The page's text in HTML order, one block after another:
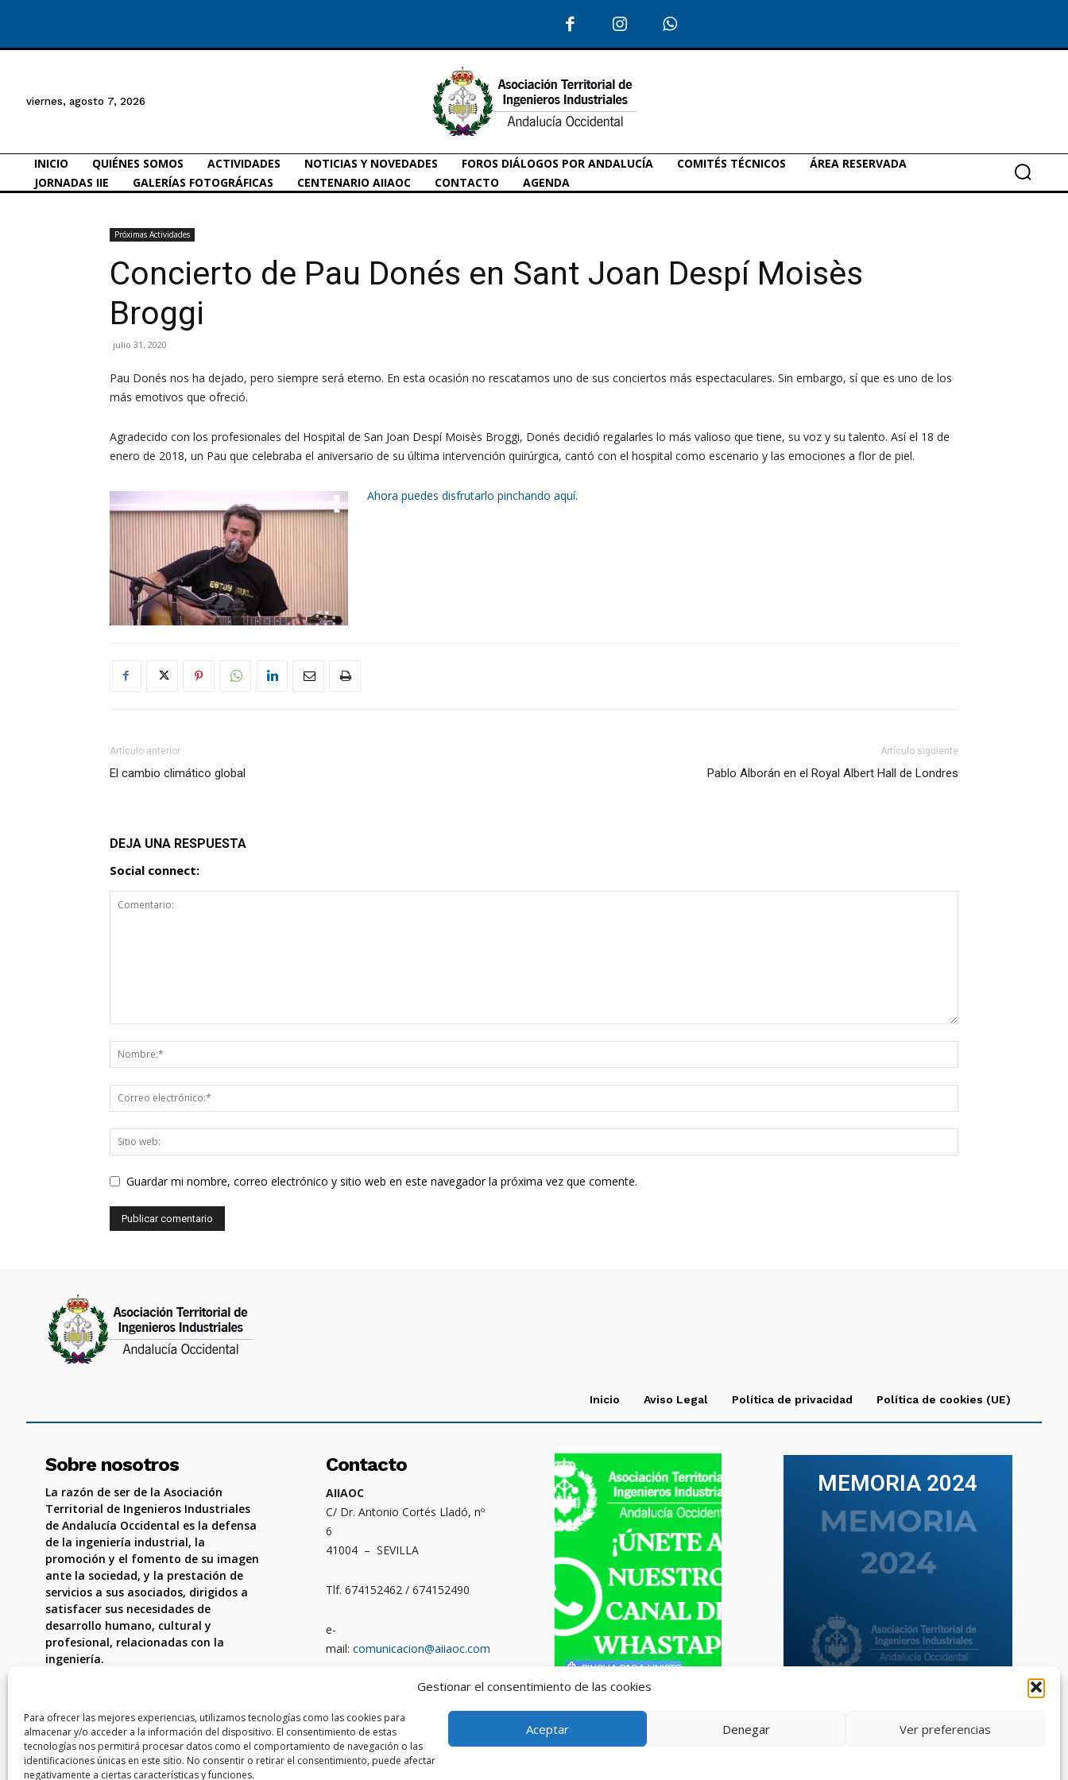
Gestionar el consentimiento de las cookies
Para ofrecer las mejores experiencias, utilizamos tecnologías como las cookies para
almacenar y/o acceder a la información del dispositivo. El consentimiento de estas
tecnologías nos permitirá procesar datos como el comportamiento de navegación o las
identificaciones únicas en este sitio. No consentir o retirar el consentimiento, puede afectar
negativamente a ciertas características y funciones.
Aceptar Denegar Ver preferencias
viernes, agosto 7, 2026
INICIO QUIÉNES SOMOS ACTIVIDADES NOTICIAS Y NOVEDADES FOROS DIÁLOGOS POR ANDALUCÍA COMITÉS TÉCNICOS
ÁREA RESERVADA
JORNADAS IIE
GALERÍAS FOTOGRÁFICAS CENTENARIO AIIAOC CONTACTO AGENDA
Próximas Actividades
Concierto de Pau Donés en Sant Joan Despí Moisès
Broggi
julio 31, 2020
Pau Donés nos ha dejado, pero siempre será eterno. En esta ocasión no rescatamos uno de sus conciertos más espectaculares. Sin embargo, sí que es uno de los
más emotivos que ofreció.
Agradecido con los profesionales del Hospital de San Joan Despí Moisès Broggi, Donés decidió regalarles lo más valioso que tiene, su voz y su talento. Así el 18 de
enero de 2018, un Pau que celebraba el aniversario de su última intervención quirúrgica, cantó con el hospital como escenario y las emociones a flor de piel.
Ahora puedes disfrutarlo pinchando aquí.
Artículo anterior
El cambio climático global
Artículo siguiente
Pablo Alborán en el Royal Albert Hall de Londres
DEJA UNA RESPUESTA
Social connect:
Guardar mi nombre, correo electrónico y sitio web en este navegador la próxima vez que comente.
Inicio Aviso Legal Política de privacidad Política de cookies (UE)
Sobre nosotros
La razón de ser de la Asociación
Territorial de Ingenieros Industriales
de Andalucía Occidental es la defensa
de la ingeniería industrial, la
promoción y el fomento de su imagen
ante la sociedad, y la prestación de
servicios a sus asociados, dirigidos a
satisfacer sus necesidades de
desarrollo humano, cultural y
profesional, relacionadas con la
ingeniería.
Contacto
AIIAOC
C/ Dr. Antonio Cortés Lladó, nº
6
41004 – SEVILLA
Tlf. 674152462 / 674152490
e-
mail:comunicacion@aiiaoc.com
Ámbito territorial: Cádiz,
Córdoba, Huelva y Sevilla
PINCHA PARA UNIRTE
MEMORIA 2024